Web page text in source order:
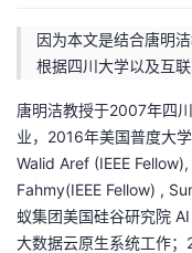
藏
因为本文是结合唐明
根据四川大学以及互
唐明洁教授于2007年四
业，2016年美国普度大
Walid Aref (IEEE
Fahmy(IEEE Fellow) ,
蚁集团美国硅谷研究院
大数据云原生系统工作